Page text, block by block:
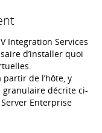
Integration Services
d’installer quoi
de l’hôte, y
décrite ci-
Enterprise